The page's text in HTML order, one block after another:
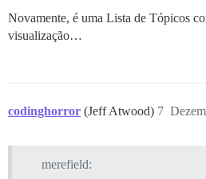
Novamente, é uma Lista de Tópicos
visualização…
codinghorror (Jeff Atwood) 7
merefield: